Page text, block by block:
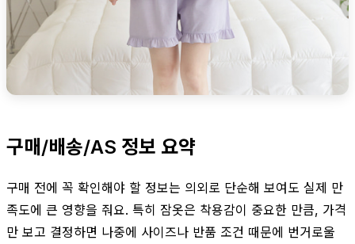
구매/배송/AS 정보 요약
구매 전에 꼭 확인해야 할 정보는 의외로 단순해 보여도 실제 만
족도에 큰 영향을 줘요. 특히 잠옷은 착용감이 중요한 만큼, 가격
만 보고 결정하면 나중에 사이즈나 반품 조건 때문에 번거로울